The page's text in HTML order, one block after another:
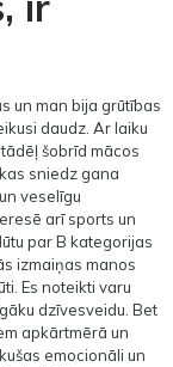
un man bija grūtības
daudz. Ar laiku
šobrīd mācos
sniedz gana
veselīgu
arī sports un
par B kategorijas
izmaiņas manos
Es noteikti varu
dzīvesveidu. Bet
apkārtmērā un
emocionāli un